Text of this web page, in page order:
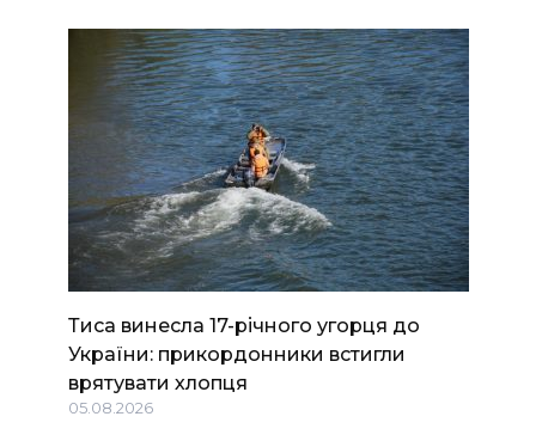
Тиса винесла 17-річного угорця до
України: прикордонники встигли
врятувати хлопця
05.08.2026